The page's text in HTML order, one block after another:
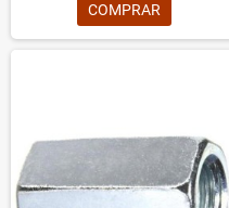
COMPRAR